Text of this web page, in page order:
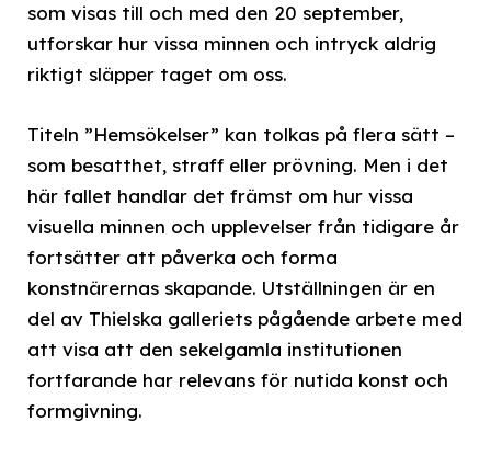
som visas till och med den 20 september,
utforskar hur vissa minnen och intryck aldrig
riktigt släpper taget om oss.
Titeln ”Hemsökelser” kan tolkas på flera sätt –
som besatthet, straff eller prövning. Men i det
här fallet handlar det främst om hur vissa
visuella minnen och upplevelser från tidigare år
fortsätter att påverka och forma
konstnärernas skapande. Utställningen är en
del av Thielska galleriets pågående arbete med
att visa att den sekelgamla institutionen
fortfarande har relevans för nutida konst och
formgivning.